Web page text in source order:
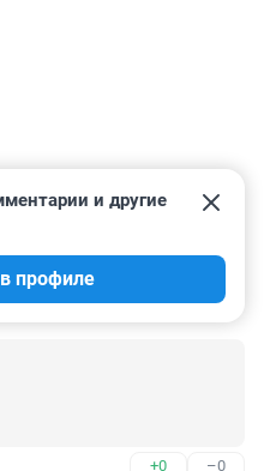
и другие
профиле
+0 –0